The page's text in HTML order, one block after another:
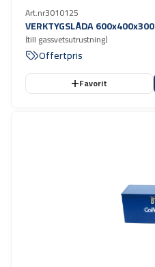
Art.nr3010125
VERKTYGSLÅDA 600x400x300
(till gassvetsutrustning)
Offertpris
Favorit